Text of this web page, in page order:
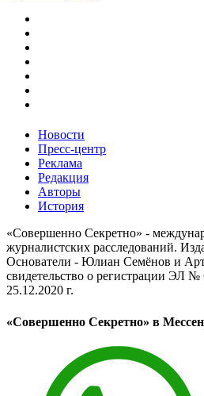
Новости
Пресс-центр
Реклама
Редакция
Авторы
История
«Совершенно Секретно» -
журналистских расследований.
Основатели - Юлиан Семёнов и
свидетельство о регистрации ЭЛ
25.12.2020 г.
«Совершенно Секретно» в